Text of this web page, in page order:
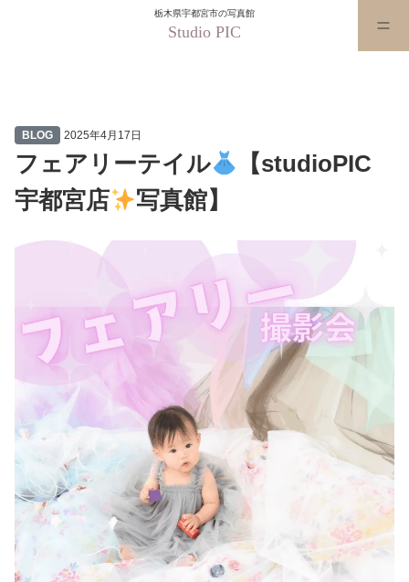
栃木県宇都宮市の写真館
Studio PIC
BLOG 2025年4月17日
フェアリーテイル
【studioPIC
宇都宮店
写真館】